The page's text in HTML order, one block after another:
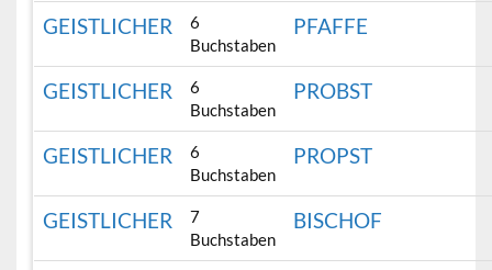
GEISTLICHER
6
Buchstaben
PFAFFE
GEISTLICHER
6
Buchstaben
PROBST
GEISTLICHER
6
Buchstaben
PROPST
GEISTLICHER
7
Buchstaben
BISCHOF